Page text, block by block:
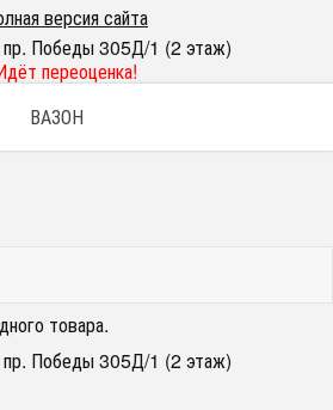
версия сайта
пр. Победы 305Д/1 (2 этаж)
переоценка!
ВАЗОН
товара.
пр. Победы 305Д/1 (2 этаж)